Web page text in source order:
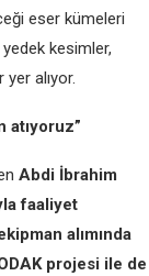
eser kümeleri
kesimler,
alıyor.
Abdi İbrahim
faaliyet
alımında
projesi ile de